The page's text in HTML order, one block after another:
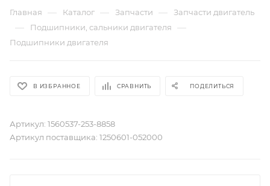
Главная — Каталог — Запчасти — Запчасти двигатель
— Подшипники, сальники двигателя —
Подшипники двигателя
В ИЗБРАННОЕ СРАВНИТЬ ПОДЕЛИТЬСЯ
Артикул: 1560537-253-8858
Артикул поставщика: 1250601-052000